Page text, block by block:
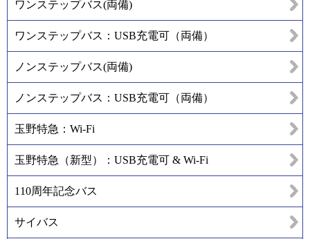
ワンステップバス(両備)
ワンステップバス：USB充電可（両備）
ノンステップバス(両備)
ノンステップバス：USB充電可（両備）
玉野特急：Wi-Fi
玉野特急（新型）：USB充電可 & Wi-Fi
110周年記念バス
サイバス